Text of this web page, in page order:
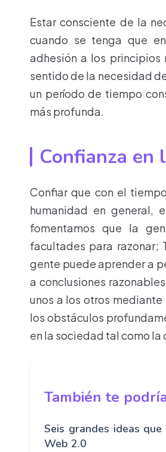
Estar consciente de la
cuando se tenga que
adhesión a los
sentido de la necesidad
un período de tiempo
más profunda.
Confianza en
Confiar que con el
humanidad en general,
fomentamos que la
facultades para razonar;
gente puede aprender a
a conclusiones
unos a los otros
los obstáculos
en la sociedad tal como la
También te
Seis grandes ideas
Web 2.0